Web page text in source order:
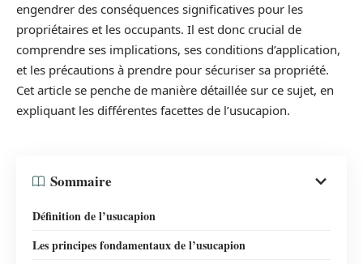
engendrer des conséquences significatives pour les
propriétaires et les occupants. Il est donc crucial de
comprendre ses implications, ses conditions d’application,
et les précautions à prendre pour sécuriser sa propriété.
Cet article se penche de manière détaillée sur ce sujet, en
expliquant les différentes facettes de l’usucapion.
Sommaire
Définition de l’usucapion
Les principes fondamentaux de l’usucapion